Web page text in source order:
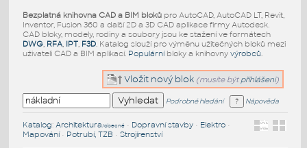
Bezplatná knihovna CAD a BIM blokůpro AutoCAD, AutoCAD LT, Revit,
Inventor, Fusion 360 a další 2D a 3D CAD aplikace firmy Autodesk.
CAD bloky, modely, rodiny a soubory jsou ke stažení ve formátech
DWG, RFA, IPT, F3D. Katalog slouží pro výměnu užitečných bloků mezi
uživateli CAD a BIM aplikací. Populárníbloky a knihovny výrobců.
Vložit nový blok (musíte být přihlášeni)
Podrobné hledání Nápověda
Katalog: Architektura/obecné• Dopravní stavby• Elektro•
Mapování• Potrubí, TZB • Strojírenství